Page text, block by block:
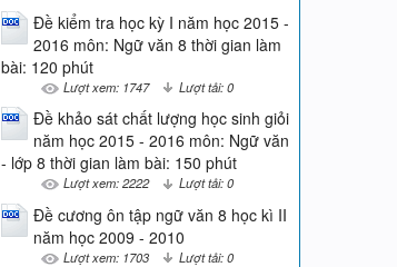
Đề kiểm tra học kỳ I năm học 2015 -
2016 môn: Ngữ văn 8 thời gian làm
bài: 120 phút
Lượt xem: 1747 Lượt tải: 0
Đề khảo sát chất lượng học sinh giỏi
năm học 2015 - 2016 môn: Ngữ văn
- lớp 8 thời gian làm bài: 150 phút
Lượt xem: 2222 Lượt tải: 0
Đề cương ôn tập ngữ văn 8 học kì II
năm học 2009 - 2010
Lượt xem: 1703 Lượt tải: 0